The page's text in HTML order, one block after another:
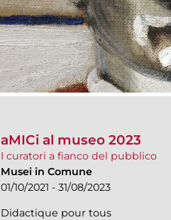
aMICi al museo 2023
I curatori a fianco del pubblico
Musei in Comune
01/10/2021 - 31/08/2023
Didactique pour tous